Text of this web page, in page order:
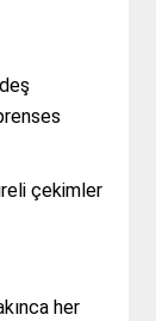
çekimler
her